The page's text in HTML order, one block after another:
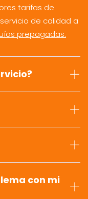
tarifas de
de calidad a
prepagadas.
con mi